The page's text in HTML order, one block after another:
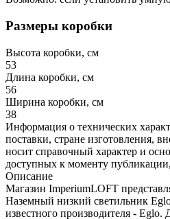
Размеры коробки
Высота коробки, см
53
Длина коробки, см
56
Ширина коробки, см
38
Информация о технических
поставки, стране изготовления,
носит справочный характер и
доступных к моменту
Описание
Магазин ImperiumLOFT
Наземный низкий светильник
известного производителя - Eglo.